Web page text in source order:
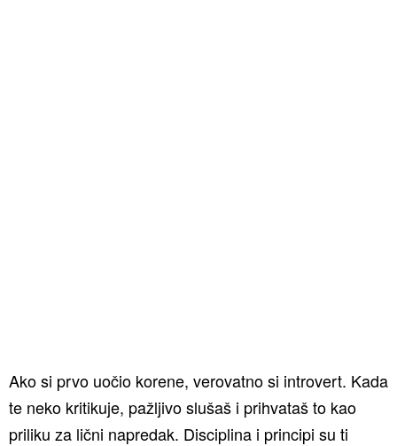
Ako si prvo uočio korene, verovatno si introvert. Kada
te neko kritikuje, pažljivo slušaš i prihvataš to kao
priliku za lični napredak. Disciplina i principi su ti